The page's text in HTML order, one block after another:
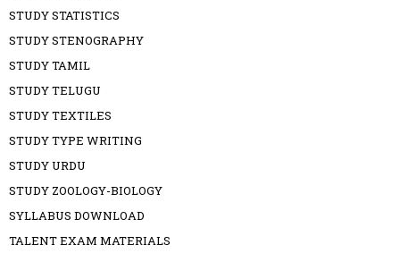
STUDY STATISTICS
STUDY STENOGRAPHY
STUDY TAMIL
STUDY TELUGU
STUDY TEXTILES
STUDY TYPE WRITING
STUDY URDU
STUDY ZOOLOGY-BIOLOGY
SYLLABUS DOWNLOAD
TALENT EXAM MATERIALS